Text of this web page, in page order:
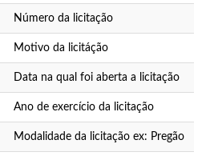
Número da licitação
Motivo da licitáção
Data na qual foi aberta a licitação
Ano de exercício da licitação
Modalidade da licitação ex: Pregão